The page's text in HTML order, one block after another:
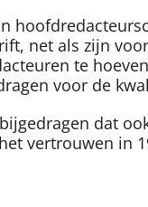
net als zijn
te
voor de
dat
vertrouwen in